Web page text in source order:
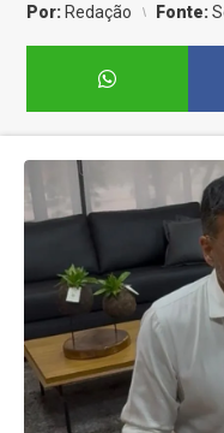
Por: Redação Fonte: